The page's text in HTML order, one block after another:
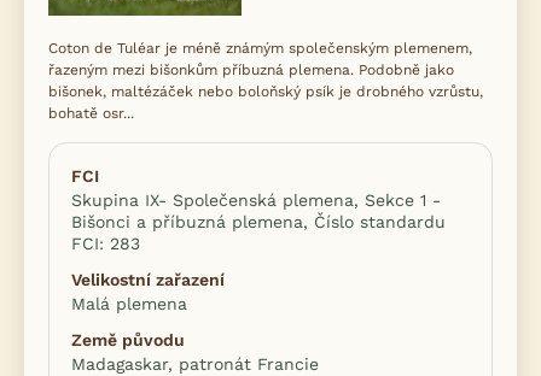
Coton de Tuléar je méně známým společenským plemenem,
řazeným mezi bišonkům příbuzná plemena. Podobně jako
bišonek, maltézáček nebo boloňský psík je drobného vzrůstu,
bohatě osr...
FCI
Skupina IX- Společenská plemena, Sekce 1 -
Bišonci a příbuzná plemena, Číslo standardu
FCI: 283
Velikostní zařazení
Malá plemena
Země původu
Madagaskar, patronát Francie